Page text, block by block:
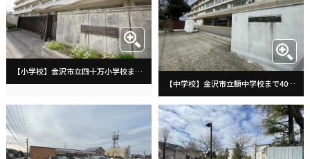
【小学校】金沢市立四十万小学校まで813m
【中学校】金沢市立額中学校まで403m